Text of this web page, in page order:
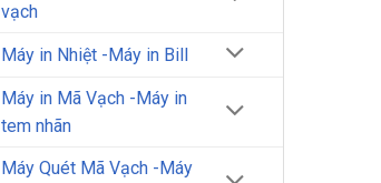
vạch
Máy in Nhiệt -Máy in Bill
Máy in Mã Vạch -Máy in
tem nhãn
Máy Quét Mã Vạch -Máy